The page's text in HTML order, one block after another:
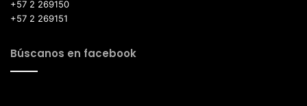
+57 2 269150
+57 2 269151
Búscanos en facebook